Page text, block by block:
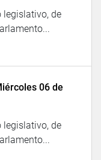
de
06 de
de